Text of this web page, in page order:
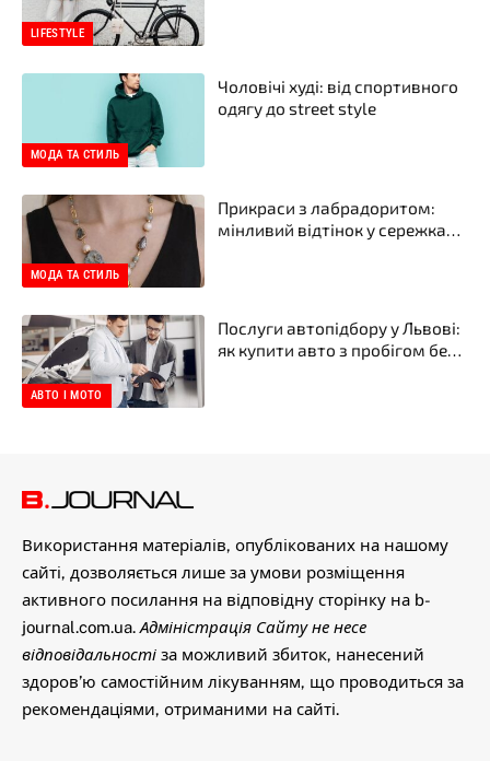
LIFESTYLE
МОДА ТА СТИЛЬ
Чоловічі худі: від спортивного
одягу до street style
МОДА ТА СТИЛЬ
Прикраси з лабрадоритом:
мінливий відтінок у сережках і
АВТО І МОТО
Послуги автопідбору у Львові:
як купити авто з пробігом без
Використання матеріалів, опублікованих на нашому
сайті, дозволяється лише за умови розміщення
активного посилання на відповідну сторінку на b-
journal.com.ua.Адміністрація Сайту не несе
відповідальності за можливий збиток, нанесений
здоров’ю самостійним лікуванням, що проводиться за
рекомендаціями, отриманими на сайті.